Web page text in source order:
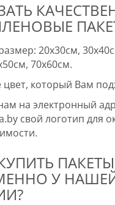
20х30см,
70х60см.
который Вам
на электронный
свой логотип для
У